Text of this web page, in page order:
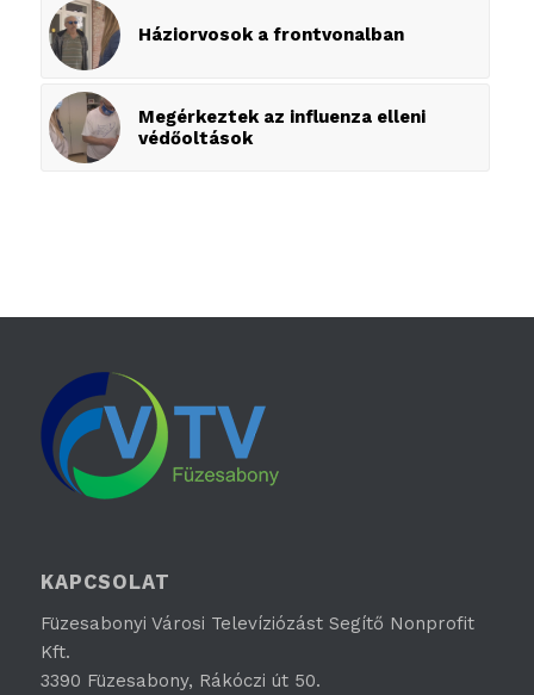
Háziorvosok a frontvonalban
Megérkeztek az influenza elleni
védőoltások
KAPCSOLAT
Füzesabonyi Városi Televíziózást Segítő Nonprofit
Kft.
3390 Füzesabony, Rákóczi út 50.